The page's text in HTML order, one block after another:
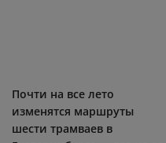
Почти на все лето
изменятся маршруты
шести трамваев в